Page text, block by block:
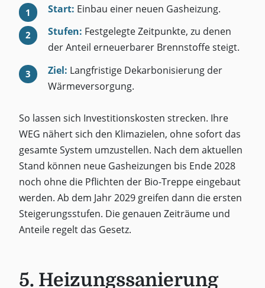
Start: Einbau einer neuen Gasheizung.
Stufen: Festgelegte Zeitpunkte, zu denen
der Anteil erneuerbarer Brennstoffe steigt.
Ziel: Langfristige Dekarbonisierung der
Wärmeversorgung.
So lassen sich Investitionskosten strecken. Ihre
WEG nähert sich den Klimazielen, ohne sofort das
gesamte System umzustellen. Nach dem aktuellen
Stand können neue Gasheizungen bis Ende 2028
noch ohne die Pflichten der Bio-Treppe eingebaut
werden. Ab dem Jahr 2029 greifen dann die ersten
Steigerungsstufen. Die genauen Zeiträume und
Anteile regelt das Gesetz.
5. Heizungssanierung